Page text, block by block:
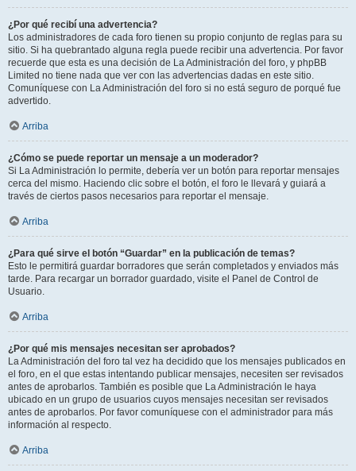
¿Por qué recibí una advertencia?
Los administradores de cada foro tienen su propio conjunto de reglas para su
sitio. Si ha quebrantado alguna regla puede recibir una advertencia. Por favor
recuerde que esta es una decisión de La Administración del foro, y phpBB
Limited no tiene nada que ver con las advertencias dadas en este sitio.
Comuníquese con La Administración del foro si no está seguro de porqué fue
advertido.
Arriba
¿Cómo se puede reportar un mensaje a un moderador?
Si La Administración lo permite, debería ver un botón para reportar mensajes
cerca del mismo. Haciendo clic sobre el botón, el foro le llevará y guiará a
través de ciertos pasos necesarios para reportar el mensaje.
Arriba
¿Para qué sirve el botón “Guardar” en la publicación de temas?
Esto le permitirá guardar borradores que serán completados y enviados más
tarde. Para recargar un borrador guardado, visite el Panel de Control de
Usuario.
Arriba
¿Por qué mis mensajes necesitan ser aprobados?
La Administración del foro tal vez ha decidido que los mensajes publicados en
el foro, en el que estas intentando publicar mensajes, necesiten ser revisados
antes de aprobarlos. También es posible que La Administración le haya
ubicado en un grupo de usuarios cuyos mensajes necesitan ser revisados
antes de aprobarlos. Por favor comuníquese con el administrador para más
información al respecto.
Arriba